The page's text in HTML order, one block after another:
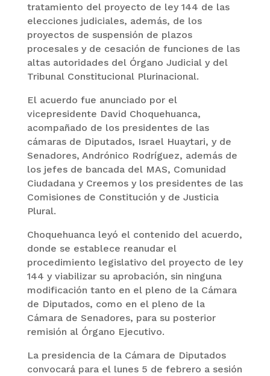
tratamiento del proyecto de ley 144 de las
elecciones judiciales, además, de los
proyectos de suspensión de plazos
procesales y de cesación de funciones de las
altas autoridades del Órgano Judicial y del
Tribunal Constitucional Plurinacional.
El acuerdo fue anunciado por el
vicepresidente David Choquehuanca,
acompañado de los presidentes de las
cámaras de Diputados, Israel Huaytari, y de
Senadores, Andrónico Rodríguez, además de
los jefes de bancada del MAS, Comunidad
Ciudadana y Creemos y los presidentes de las
Comisiones de Constitución y de Justicia
Plural.
Choquehuanca leyó el contenido del acuerdo,
donde se establece reanudar el
procedimiento legislativo del proyecto de ley
144 y viabilizar su aprobación, sin ninguna
modificación tanto en el pleno de la Cámara
de Diputados, como en el pleno de la
Cámara de Senadores, para su posterior
remisión al Órgano Ejecutivo.
La presidencia de la Cámara de Diputados
convocará para el lunes 5 de febrero a sesión